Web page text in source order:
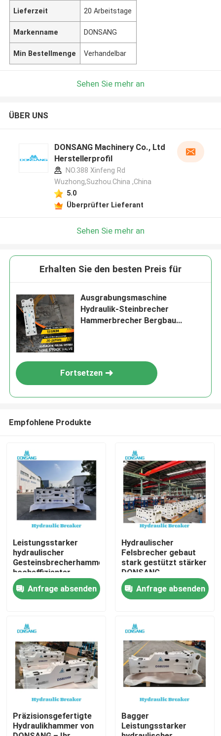
Haus
Produkte
VR Show
Lieferzeit 20 Arbeitstage
Markenname DONSANG
Min Bestellmenge Verhandelbar
Sehen Sie mehr an
ÜBER UNS
DONSANG Machinery Co., Ltd
Herstellerprofil
NO.388 Xinfeng Rd
Wuzhong,Suzhou.China ,China
5.0
Überprüfter Lieferant
Sehen Sie mehr an
Erhalten Sie den besten Preis für
Ausgrabungsmaschine
Hydraulik-Steinbrecher
Hammerbrecher Bergbau
Fortsetzen
Empfohlene Produkte
Leistungsstarker
hydraulischer
Gesteinsbrecherhammer,
hocheffizienter
hydraulischer
Gesteinsbrecher für
Hochleistungs-
Gesteinsabbau bis
zum Recycling,
DONSANG vielseitige
Hydraulikbrecher mit
OEM-Garantie
Anfrage absenden
Hydraulischer
Felsbrecher gebaut
stark gestützt stärker
DONSANG
Hydraulische Brecher
mit 24/7
Anschlüsse
Baumaschinenherstellung
Anfrage absenden
Präzisionsgefertigte
Hydraulikhammer von
Bagger
Leistungsstarker